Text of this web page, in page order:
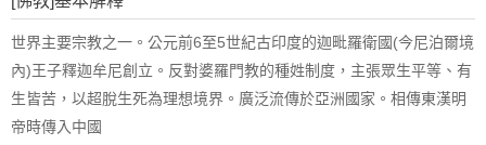
教
的
意
思
佛
世界主要宗教之一。公元前6至5世紀古印度的迦毗羅衛國(今尼泊爾境
內)王子釋迦牟尼創立。反對婆羅門教的種姓制度，主張眾生平等、有
生皆苦，以超脫生死為理想境界。廣泛流傳於亞洲國家。相傳東漢明
帝時傳入中國